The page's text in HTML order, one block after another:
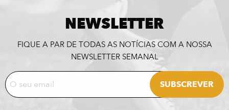
NEWSLETTER
FIQUE A PAR DE TODAS AS NOTÍCIAS COM A NOSSA
NEWSLETTER SEMANAL